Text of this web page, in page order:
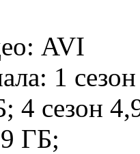
AVI
1
4 сезон
ГБ;